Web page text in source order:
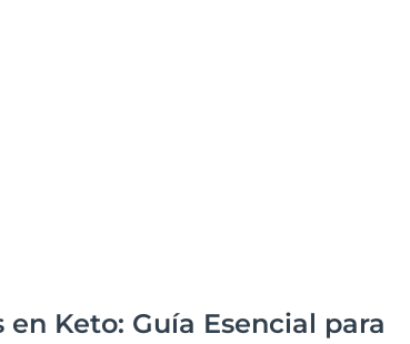
Keto: Guía Esencial para